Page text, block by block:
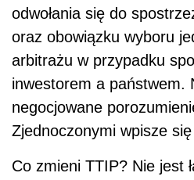
odwołania się do
oraz obowiązku wyboru
arbitrażu w przypadku
inwestorem a państwem.
negocjowane
Zjednoczonymi wpisze
Co zmieni TTIP? Nie jest